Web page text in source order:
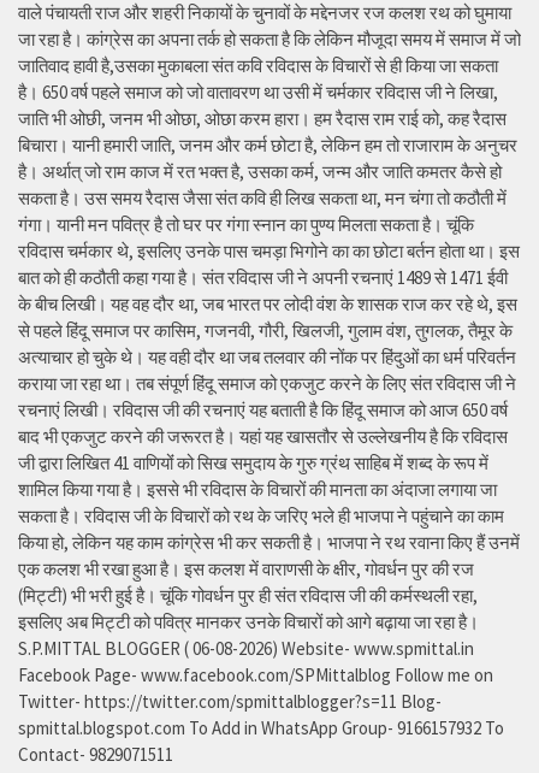
वाले पंचायती राज और शहरी निकायों के चुनावों के मद्देनजर रज कलश रथ को घुमाया
जा रहा है। कांग्रेस का अपना तर्क हो सकता है कि लेकिन मौजूदा समय में समाज में जो
जातिवाद हावी है,उसका मुकाबला संत कवि रविदास के विचारों से ही किया जा सकता
है। 650 वर्ष पहले समाज को जो वातावरण था उसी में चर्मकार रविदास जी ने लिखा,
जाति भी ओछी, जनम भी ओछा, ओछा करम हारा। हम रैदास राम राई को, कह रैदास
बिचारा। यानी हमारी जाति, जनम और कर्म छोटा है, लेकिन हम तो राजाराम के अनुचर
है। अर्थात् जो राम काज में रत भक्त है, उसका कर्म, जन्म और जाति कमतर कैसे हो
सकता है। उस समय रैदास जैसा संत कवि ही लिख सकता था, मन चंगा तो कठौती में
गंगा। यानी मन पवित्र है तो घर पर गंगा स्नान का पुण्य मिलता सकता है। चूंकि
रविदास चर्मकार थे, इसलिए उनके पास चमड़ा भिगोने का का छोटा बर्तन होता था। इस
बात को ही कठौती कहा गया है। संत रविदास जी ने अपनी रचनाएं 1489 से 1471 ईवी
के बीच लिखी। यह वह दौर था, जब भारत पर लोदी वंश के शासक राज कर रहे थे, इस
से पहले हिंदू समाज पर कासिम, गजनवी, गौरी, खिलजी, गुलाम वंश, तुगलक, तैमूर के
अत्याचार हो चुके थे। यह वही दौर था जब तलवार की नोंक पर हिंदुओं का धर्म परिवर्तन
कराया जा रहा था। तब संपूर्ण हिंदू समाज को एकजुट करने के लिए संत रविदास जी ने
रचनाएं लिखी। रविदास जी की रचनाएं यह बताती है कि हिंदू समाज को आज 650 वर्ष
बाद भी एकजुट करने की जरूरत है। यहां यह खासतौर से उल्लेखनीय है कि रविदास
जी द्वारा लिखित 41 वाणियोंं को सिख समुदाय के गुरु ग्रंथ साहिब में शब्द के रूप में
शामिल किया गया है। इससे भी रविदास के विचारों की मानता का अंदाजा लगाया जा
सकता है। रविदास जी के विचारों को रथ के जरिए भले ही भाजपा ने पहुंचाने का काम
किया हो, लेकिन यह काम कांग्रेस भी कर सकती है। भाजपा ने रथ रवाना किए हैं उनमें
एक कलश भी रखा हुआ है। इस कलश में वाराणसी के क्षीर, गोवर्धन पुर की रज
(मिट्टी) भी भरी हुई है। चूंकि गोवर्धन पुर ही संत रविदास जी की कर्मस्थली रहा,
इसलिए अब मिट्टी को पवित्र मानकर उनके विचारों को आगे बढ़ाया जा रहा है।
S.P.MITTAL BLOGGER ( 06-08-2026) Website- www.spmittal.in
Facebook Page- www.facebook.com/SPMittalblog Follow me on
Twitter- https://twitter.com/spmittalblogger?s=11 Blog-
spmittal.blogspot.com To Add in WhatsApp Group- 9166157932 To
Contact- 9829071511